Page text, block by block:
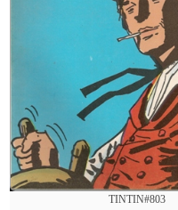
TINTIN#803